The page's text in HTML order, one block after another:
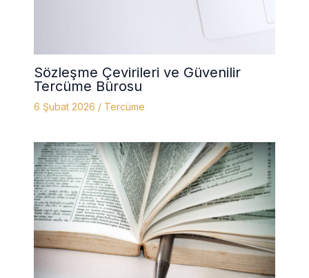
Sözleşme Çevirileri ve Güvenilir
Tercüme Bürosu
6 Şubat 2026 / Tercüme